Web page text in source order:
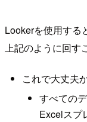
Lookerを使用する
上記のように回す
これで大丈夫
すべての
Excelスプ